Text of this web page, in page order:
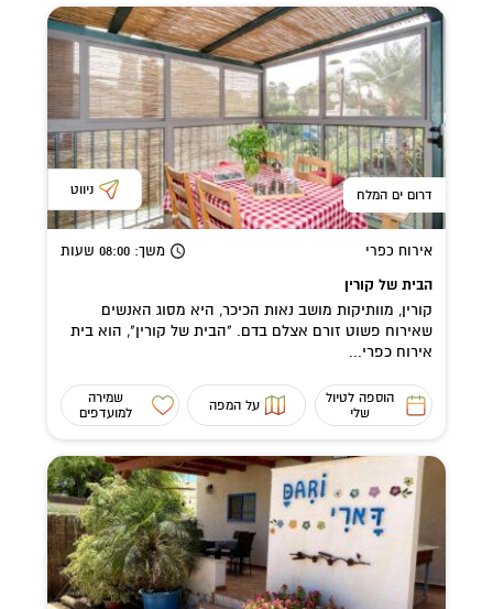
דרום ים המלח ניווט
אירוח כפרי משך: 08:00 שעות
הבית של קורין
קורין, מוותיקות מושב נאות הכיכר, היא מסוג האנשים
שאירוח פשוט זורם אצלם בדם. "הבית של קורין", הוא בית
אירוח כפרי...
הוספה לטיול
שלי
על המפה
שמירה
למועדפים